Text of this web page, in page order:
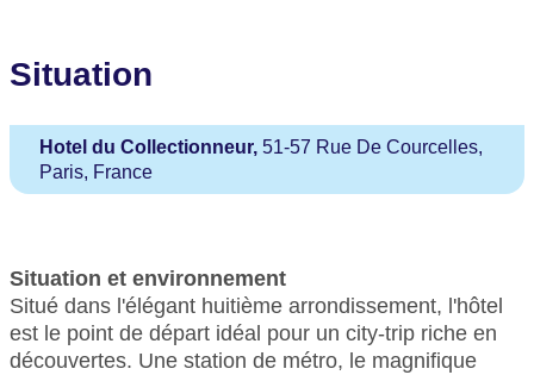
Situation
Hotel du Collectionneur,51-57 Rue De Courcelles,
Paris, France
Situation et environnement
Situé dans l'élégant huitième arrondissement, l'hôtel
est le point de départ idéal pour un city-trip riche en
découvertes. Une station de métro, le magnifique